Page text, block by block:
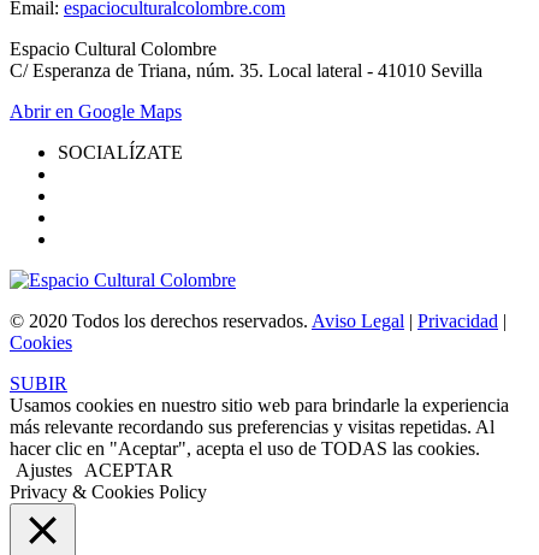
Email: espacioculturalcolombre.com
Espacio Cultural Colombre
C/ Esperanza de Triana, núm. 35. Local lateral - 41010 Sevilla
Abrir en Google Maps
SOCIALÍZATE
© 2020 Todos los derechos reservados. Aviso Legal | Privacidad |
Cookies
SUBIR
Usamos cookies en nuestro sitio web para brindarle la experiencia
más relevante recordando sus preferencias y visitas repetidas. Al
hacer clic en "Aceptar", acepta el uso de TODAS las cookies.
Ajustes
ACEPTAR
Privacy & Cookies Policy